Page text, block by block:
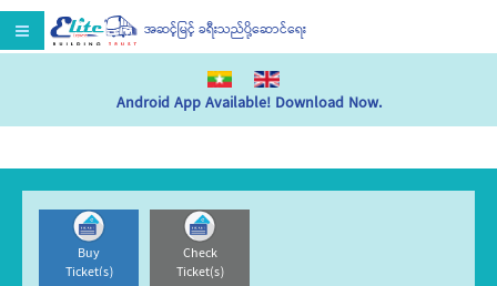
အဆင့်မြင့် ခရီးသည်ပို့ဆောင်ရေး
Android App Available! Download Now.
Buy
Ticket(s)
Check
Ticket(s)